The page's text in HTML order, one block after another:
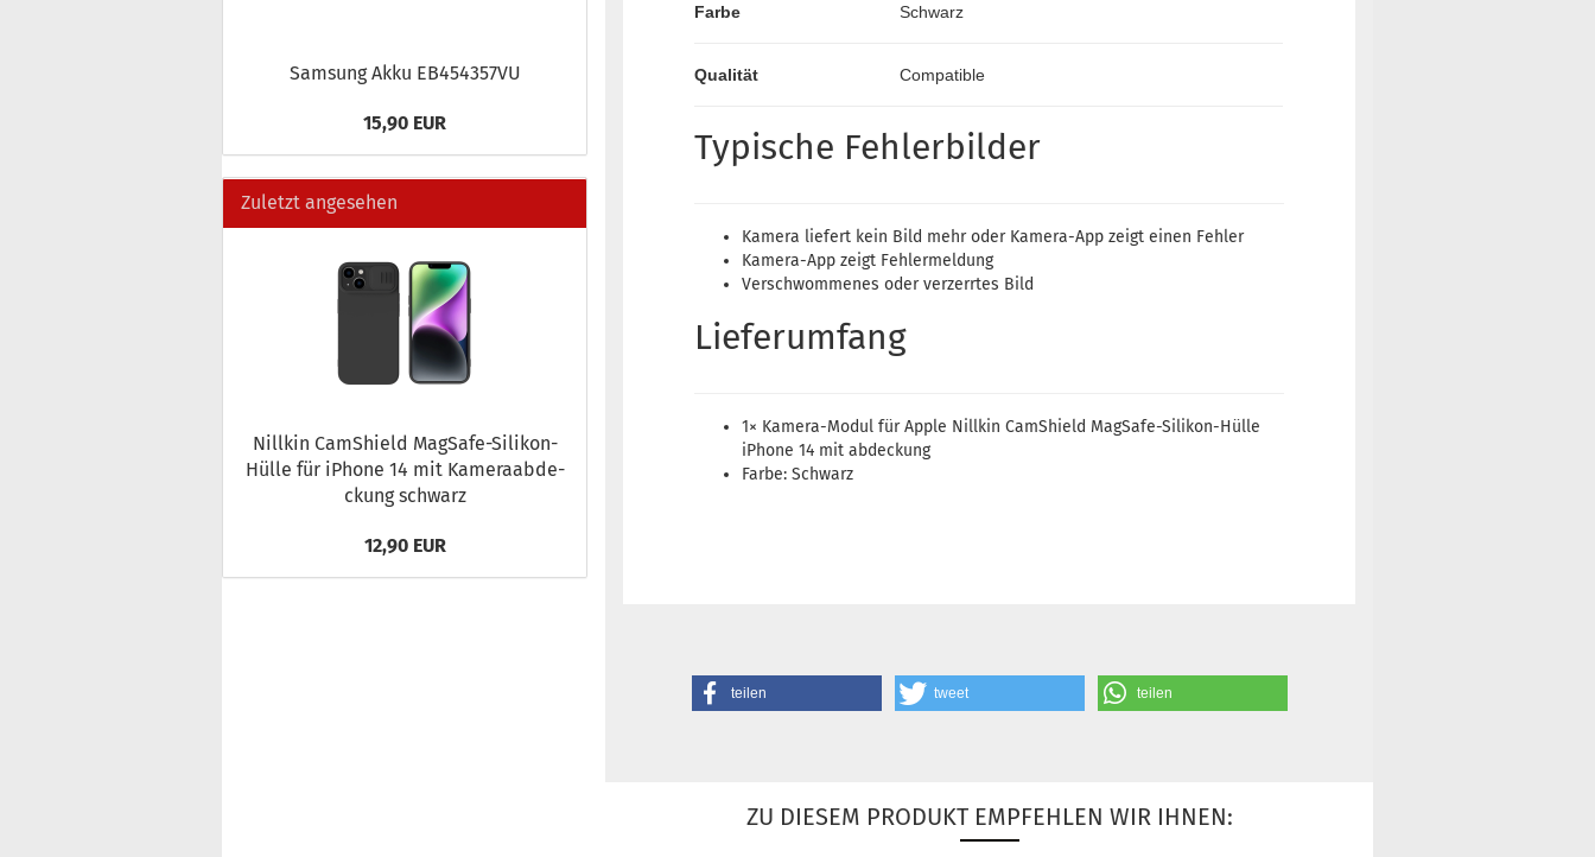
Farbe Schwarz
Qualität Compatible
Typische Fehlerbilder
Kamera liefert kein Bild mehr oder Kamera-App zeigt einen Fehler
Kamera-App zeigt Fehlermeldung
Verschwommenes oder verzerrtes Bild
Lieferumfang
1× Kamera-Modul für Apple Nillkin CamShield MagSafe-Silikon-Hülle
iPhone 14 mit abdeckung
Farbe: Schwarz
teilen tweet teilen
ZU DIESEM PRODUKT EMPFEHLEN WIR IHNEN:
Sam­sung Akku EB454357VU
15,90 EUR
Zuletzt angesehen
Nill­kin CamS­hield MagSafe-​Silikon-
Hülle für iPho­ne 14 mit Ka­me­raab­de­
ckung schwarz
12,90 EUR